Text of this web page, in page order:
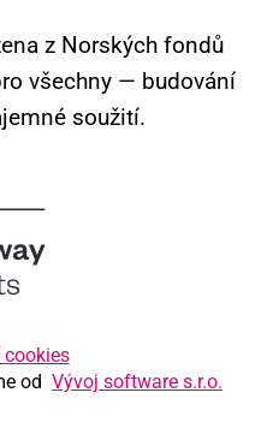
z Norských fondů
všechny — budování
soužití.
cookies
od Vývoj software s.r.o.